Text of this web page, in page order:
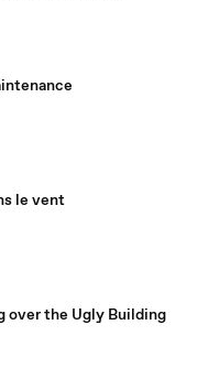
le vent
over the Ugly Building